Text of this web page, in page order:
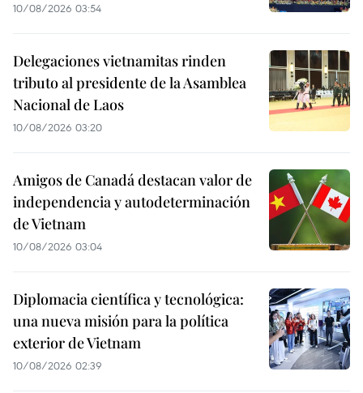
10/08/2026 03:54
Delegaciones vietnamitas rinden
tributo al presidente de la Asamblea
Nacional de Laos
10/08/2026 03:20
Amigos de Canadá destacan valor de
independencia y autodeterminación
de Vietnam
10/08/2026 03:04
Diplomacia científica y tecnológica:
una nueva misión para la política
exterior de Vietnam
10/08/2026 02:39